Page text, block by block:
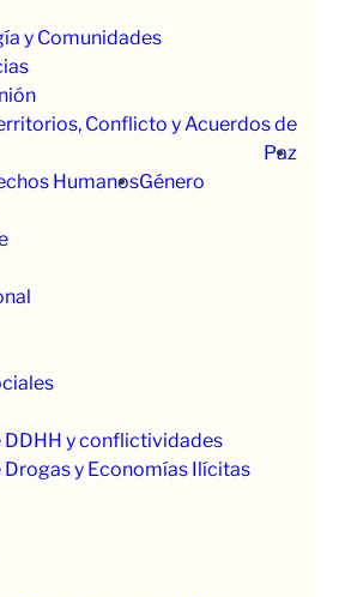
y Comunidades
Conflicto y Acuerdos de
Paz
HumanosGénero
y conflictividades
y Economías Ilícitas